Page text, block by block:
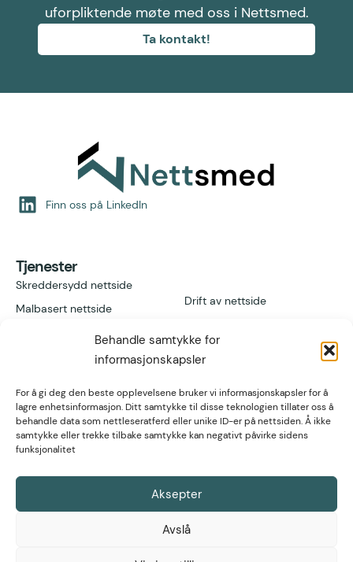
Behandle samtykke for
informasjonskapsler
For å gi deg den beste opplevelsene bruker vi informasjonskapsler for å
lagre enhetsinformasjon. Ditt samtykke til disse teknologien tillater oss å
behandle data som nettleseratferd eller unike ID-er på nettsiden. Å ikke
samtykke eller trekke tilbake samtykke kan negativt påvirke sidens
funksjonalitet
Aksepter
Avslå
uforpliktende møte med oss i Nettsmed.
Ta kontakt!
Finn oss på LinkedIn
Tjenester
Skreddersydd nettside
Malbasert nettside
Drift av nettside
Vil du bli reseller?
Lenker
Referanser
Artikler
Kontakt
Høgvollvegen 51A,
2312 Ottestad
post@nettsmed.no
Org nr. 934 297